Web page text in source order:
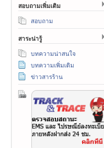
สอบถามเพิ่มเติม
สอบถาม
สาระน่ารู้
บทความน่าสนใจ
บทความเพิ่มเติม
ข่าวสารร้าน